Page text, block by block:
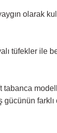
olarak
tüfekler ile
gücünün